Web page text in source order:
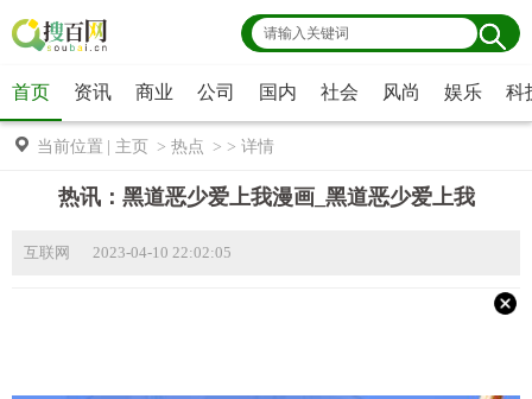
首页 资讯 商业 公司 国内 社会 风尚 娱乐 科
当前位置 主页 > 热点 > > 详情
热讯：黑道恶少爱上我漫画_黑道恶少爱上我
互联网 2023-04-10 22:02:05